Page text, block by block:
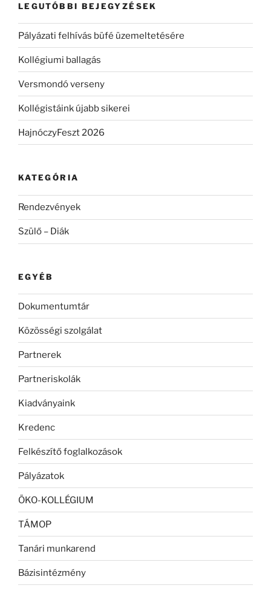
LEGUTÓBBI BEJEGYZÉSEK
Pályázati felhívás büfé üzemeltetésére
Kollégiumi ballagás
Versmondó verseny
Kollégistáink újabb sikerei
HajnóczyFeszt 2026
KATEGÓRIA
Rendezvények
Szülő – Diák
EGYÉB
Dokumentumtár
Közösségi szolgálat
Partnerek
Partneriskolák
Kiadványaink
Kredenc
Felkészítő foglalkozások
Pályázatok
ÖKO-KOLLÉGIUM
TÁMOP
Tanári munkarend
Bázisintézmény